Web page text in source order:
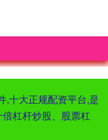
,十大正规配资平台,是
杠杆炒股、股票杠